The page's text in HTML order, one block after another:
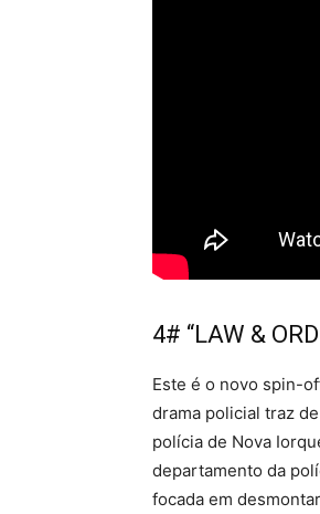
4# “LAW &
Este é o novo spin-
drama policial traz
polícia de Nova
departamento da
focada em